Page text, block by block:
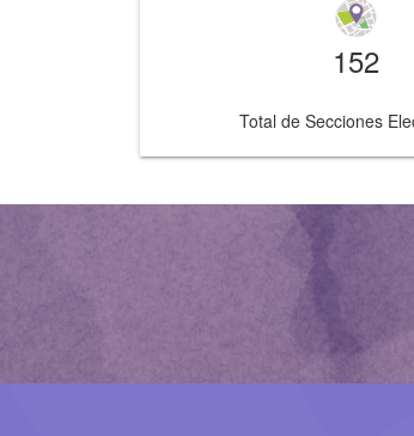
152
Total de Secciones